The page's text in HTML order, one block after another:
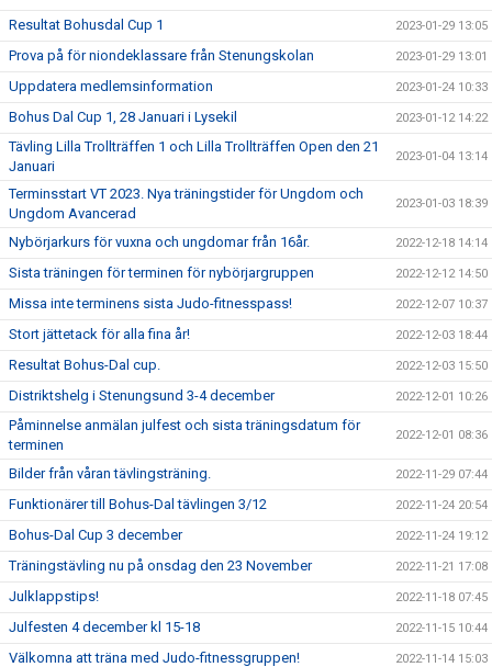
Resultat Bohusdal Cup 1 2023-01-29 13:05
Prova på för niondeklassare från Stenungskolan 2023-01-29 13:01
Uppdatera medlemsinformation 2023-01-24 10:33
Bohus Dal Cup 1, 28 Januari i Lysekil 2023-01-12 14:22
Tävling Lilla Trollträffen 1 och Lilla Trollträffen Open den 21
Januari
2023-01-04 13:14
Terminsstart VT 2023. Nya träningstider för Ungdom och
Ungdom Avancerad
2023-01-03 18:39
Nybörjarkurs för vuxna och ungdomar från 16år. 2022-12-18 14:14
Sista träningen för terminen för nybörjargruppen 2022-12-12 14:50
Missa inte terminens sista Judo-fitnesspass! 2022-12-07 10:37
Stort jättetack för alla fina år! 2022-12-03 18:44
Resultat Bohus-Dal cup. 2022-12-03 15:50
Distriktshelg i Stenungsund 3-4 december 2022-12-01 10:26
Påminnelse anmälan julfest och sista träningsdatum för
terminen
2022-12-01 08:36
Bilder från våran tävlingsträning. 2022-11-29 07:44
Funktionärer till Bohus-Dal tävlingen 3/12 2022-11-24 20:54
Bohus-Dal Cup 3 december 2022-11-24 19:12
Träningstävling nu på onsdag den 23 November 2022-11-21 17:08
Julklappstips! 2022-11-18 07:45
Julfesten 4 december kl 15-18 2022-11-15 10:44
Välkomna att träna med Judo-fitnessgruppen! 2022-11-14 15:03